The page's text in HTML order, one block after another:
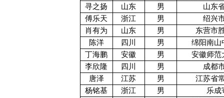
寻之扬
山东 男
山东
傅乐天
浙江 男
绍兴
肖有为
山东 男
东营市
陈洋
四川 男
绵阳南山
丁海鹏
安徽 男
安徽师范
李欣隆
四川 男
成都
唐泽
江苏 男
江苏省
杨铭基
浙江 男
乐成